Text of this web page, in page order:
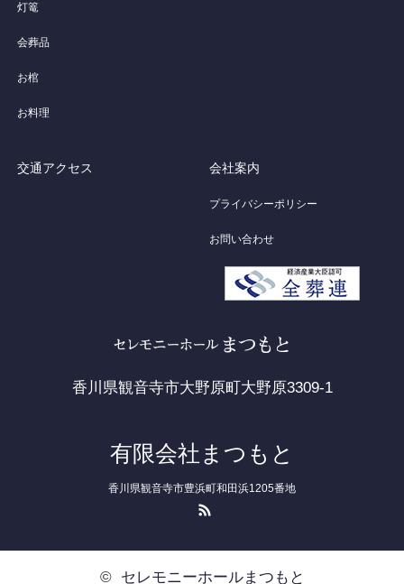
灯篭
会葬品
お棺
お料理
交通アクセス 会社案内
プライバシーポリシー
お問い合わせ
香川県観音寺市大野原町大野原3309-1
有限会社まつもと
香川県観音寺市豊浜町和田浜1205番地
© セレモニーホールまつもと